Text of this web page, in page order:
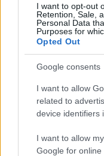
I want to opt-out
Retention, Sale,
Personal Data
Purposes for
Opted Out
Google consents
I want to allow
related to
device identifiers
I want to allow
Google for online
Meccs
Paris